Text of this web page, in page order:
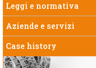
Leggi e normativa
Aziende e servizi
Case history